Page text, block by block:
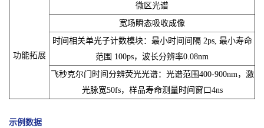
功能拓展
微区光谱
宽场瞬态吸收成像
时间相关单光子计数模块：最小时间间隔 2ps, 最小寿命
范围 100ps，波长分辨率0.08nm
飞秒克尔门时间分辨荧光光谱：光谱范围400-900nm，激
光脉宽50fs，样品寿命测量时间窗口4ns
示例数据